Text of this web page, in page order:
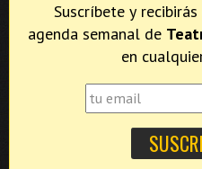
Suscríbete y
agenda semanal de
en